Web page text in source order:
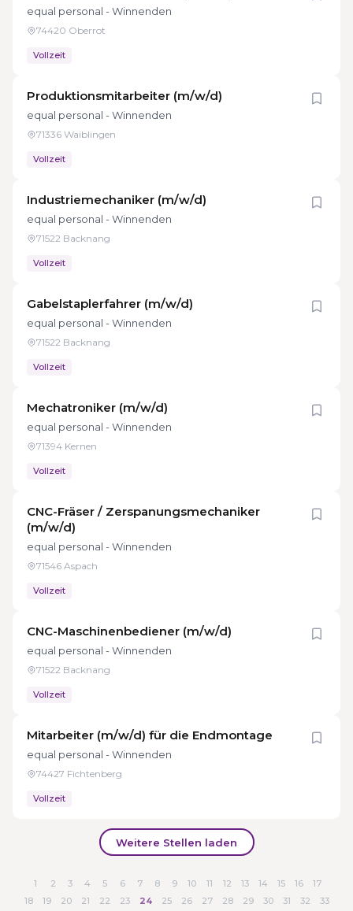
equal personal - Winnenden
74420 Oberrot
Vollzeit
Produktionsmitarbeiter (m/w/d)
equal personal - Winnenden
71336 Waiblingen
Vollzeit
Industriemechaniker (m/w/d)
equal personal - Winnenden
71522 Backnang
Vollzeit
Gabelstaplerfahrer (m/w/d)
equal personal - Winnenden
71522 Backnang
Vollzeit
Mechatroniker (m/w/d)
equal personal - Winnenden
71394 Kernen
Vollzeit
CNC-Fräser / Zerspanungsmechaniker
(m/w/d)
equal personal - Winnenden
71546 Aspach
Vollzeit
CNC-Maschinenbediener (m/w/d)
equal personal - Winnenden
71522 Backnang
Vollzeit
Mitarbeiter (m/w/d) für die Endmontage
equal personal - Winnenden
74427 Fichtenberg
Vollzeit
Weitere Stellen laden
1 2 3 4 5 6 7 8 9 10 11 12 13 14 15 16
17
18
19 20 21 22 23 24 25 26 27 28 29 30 31 32 33